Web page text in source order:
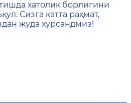
хатолик борлигини
Сизга катта раҳмат,
жуда хурсандмиз!